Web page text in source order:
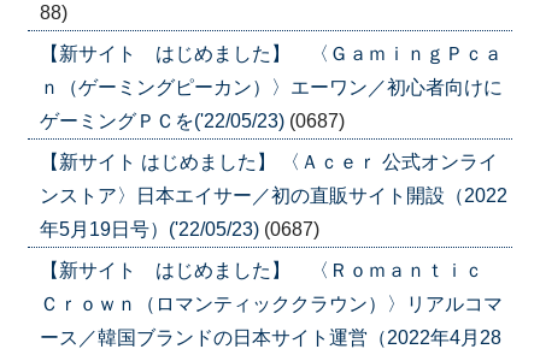
88)
【新サイト はじめました】 〈ＧａｍｉｎｇＰｃａ
ｎ（ゲーミングピーカン）〉エーワン／初心者向けに
ゲーミングＰＣを('22/05/23) (0687)
【新サイト はじめました】 〈Ａｃｅｒ 公式オンライ
ンストア〉日本エイサー／初の直販サイト開設（2022
年5月19日号）('22/05/23) (0687)
【新サイト はじめました】 〈Ｒｏｍａｎｔｉｃ
Ｃｒｏｗｎ（ロマンティッククラウン）〉リアルコマ
ース／韓国ブランドの日本サイト運営（2022年4月28